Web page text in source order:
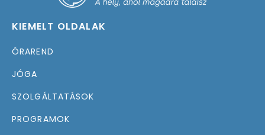
KIEMELT OLDALAK
ÓRAREND
JÓGA
SZOLGÁLTATÁSOK
PROGRAMOK